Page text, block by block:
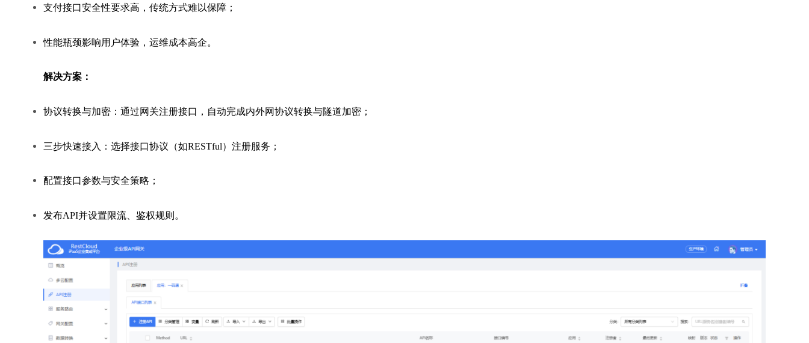
支付接口安全性要求高，传统方式难以保障；
性能瓶颈影响用户体验，运维成本高企。
解决方案：
协议转换与加密： 通过网关注册接口，自动完成内外网协议转换与隧道加密；
三步快速接入： 选择接口协议（如RESTful）注册服务；
配置接口参数与安全策略；
发布API并设置限流、鉴权规则。